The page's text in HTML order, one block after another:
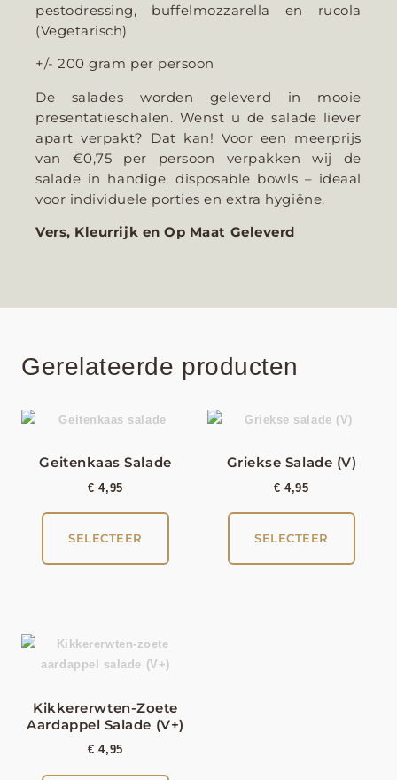
pestodressing, buffelmozzarella en rucola
(Vegetarisch)
+/- 200 gram per persoon
De salades worden geleverd in mooie
presentatieschalen. Wenst u de salade liever
apart verpakt? Dat kan! Voor een meerprijs
van €0,75 per persoon verpakken wij de
salade in handige, disposable bowls – ideaal
voor individuele porties en extra hygiëne.
Vers, Kleurrijk en Op Maat Geleverd
Gerelateerde producten
Geitenkaas Salade
€ 4,95
SELECTEER
Griekse Salade (V)
€ 4,95
SELECTEER
Kikkererwten-Zoete
Aardappel Salade (V+)
€ 4,95